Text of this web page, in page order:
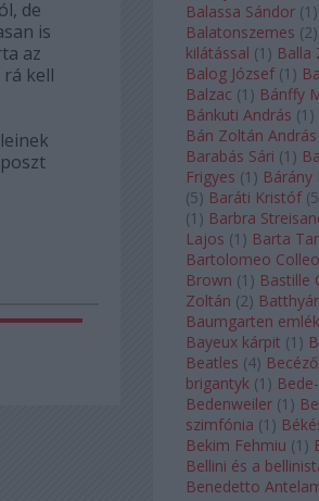
de
is
az
kell
Balassa Sándor (1 )
Balatonszemes (2)
kilátással (1 ) Balla
Balog József (1 )
Balzac (1 ) Bánffy
Bánkuti András (1 )
Bán Zoltán András
Barabás Sári (1 )
Frigyes (1 ) Bárány
(5) Baráti Kristóf (5
(1 ) Barbra
Lajos (1 ) Barta
Bartolomeo
Brown (1 ) Bastille
Zoltán (2)
Baumgarten
Bayeux kárpit (1 )
Beatles (4)
brigantyk (1 )
Bedenweiler (1 )
szimfónia (1 )
Bekim Fehmiu (1 )
Bellini és a
Benedetto